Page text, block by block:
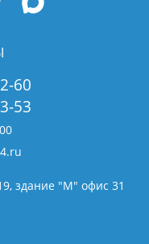
60
53
здание "М" офис 31